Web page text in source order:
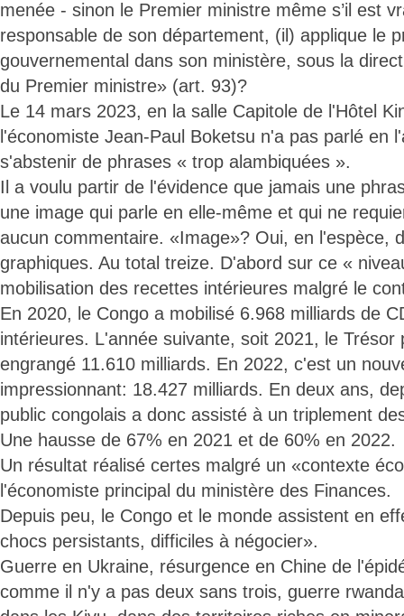
menée - sinon le Premier ministre même s’il est
responsable de son département, (il) applique le
gouvernemental dans son ministère, sous la
du Premier ministre» (art. 93)?
Le 14 mars 2023, en la salle Capitole de l'Hôtel
l'économiste Jean-Paul Boketsu n'a pas parlé en
s'abstenir de phrases « trop alambiquées ».
Il a voulu partir de l'évidence que jamais une
une image qui parle en elle-même et qui ne
aucun commentaire. «Image»? Oui, en l'espèce,
graphiques. Au total treize. D'abord sur ce «
mobilisation des recettes intérieures malgré le
En 2020, le Congo a mobilisé 6.968 milliards de
intérieures. L'année suivante, soit 2021, le Trésor
engrangé 11.610 milliards. En 2022, c'est un
impressionnant: 18.427 milliards. En deux ans,
public congolais a donc assisté à un triplement
Une hausse de 67% en 2021 et de 60% en 2022.
Un résultat réalisé certes malgré un «contexte
l'économiste principal du ministère des Finances.
Depuis peu, le Congo et le monde assistent en
chocs persistants, difficiles à négocier».
Guerre en Ukraine, résurgence en Chine de
comme il n'y a pas deux sans trois, guerre